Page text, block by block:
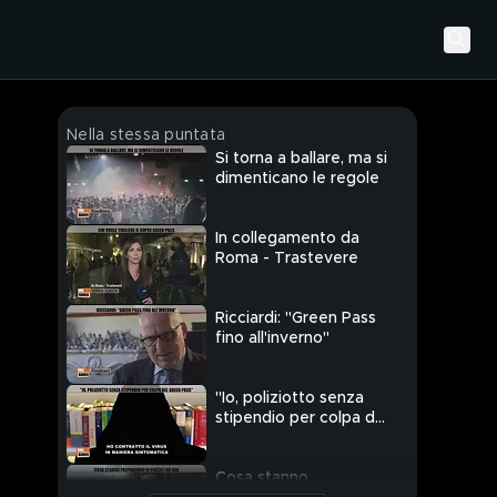
Nella stessa puntata
Si torna a ballare, ma si
dimenticano le regole
In collegamento da
Roma - Trastevere
Ricciardi: "Green Pass
fino all'inverno"
"Io, poliziotto senza
stipendio per colpa del
Cosa stanno